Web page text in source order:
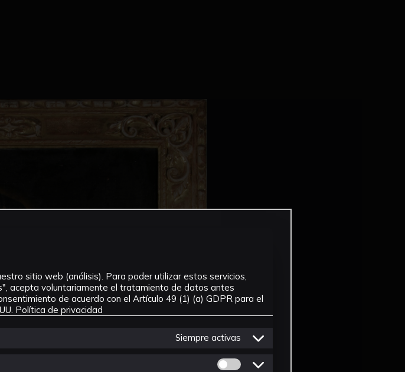
sitio web (análisis). Para poder utilizar estos servicios,
acepta voluntariamente el tratamiento de datos antes
de acuerdo con el Artículo 49 (1) (a) GDPR para el
Política de privacidad
Siempre activas
Permitir cookies de Personalizacion